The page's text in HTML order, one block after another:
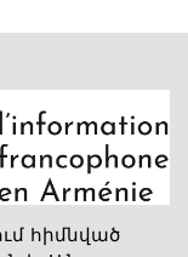
հիմնված